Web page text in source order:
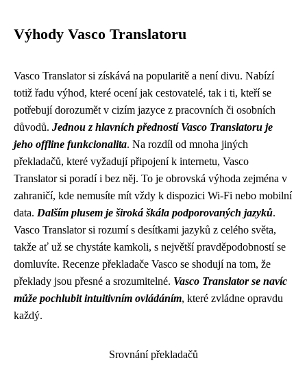
Výhody Vasco Translatoru
Vasco Translator si získává na popularitě a není divu. Nabízí
totiž řadu výhod, které ocení jak cestovatelé, tak i ti, kteří se
potřebují dorozumět v cizím jazyce z pracovních či osobních
důvodů. Jednou z hlavních předností Vasco Translatoru je
jeho offline funkcionalita. Na rozdíl od mnoha jiných
překladačů, které vyžadují připojení k internetu, Vasco
Translator si poradí i bez něj. To je obrovská výhoda zejména v
zahraničí, kde nemusíte mít vždy k dispozici Wi-Fi nebo mobilní
data. Dalším plusem je široká škála podporovaných jazyků.
Vasco Translator si rozumí s desítkami jazyků z celého světa,
takže ať už se chystáte kamkoli, s největší pravděpodobností se
domluvíte. Recenze překladače Vasco se shodují na tom, že
překlady jsou přesné a srozumitelné. Vasco Translator se navíc
může pochlubit intuitivním ovládáním, které zvládne opravdu
každý.
Srovnání překladačů